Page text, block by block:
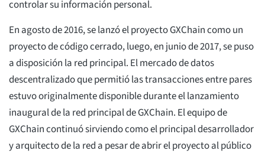
controlar su información personal.
En agosto de 2016, se lanzó el proyecto GXChain como un
proyecto de código cerrado, luego, en junio de 2017, se puso
a disposición la red principal. El mercado de datos
descentralizado que permitió las transacciones entre pares
estuvo originalmente disponible durante el lanzamiento
inaugural de la red principal de GXChain. El equipo de
GXChain continuó sirviendo como el principal desarrollador
y arquitecto de la red a pesar de abrir el proyecto al público